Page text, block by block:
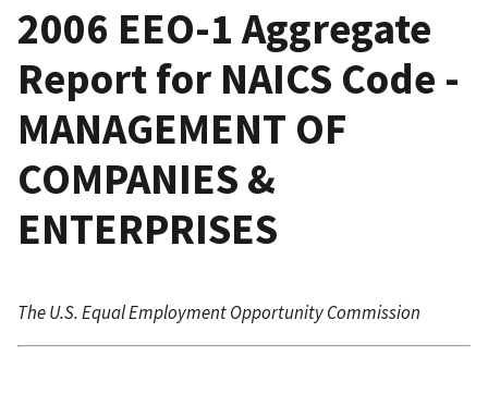
2006 EEO-1 Aggregate
Report for NAICS Code -
MANAGEMENT OF
COMPANIES &
ENTERPRISES
The U.S. Equal Employment Opportunity Commission